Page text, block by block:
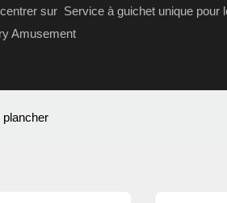
sur Service à guichet unique pour
Amusement
plancher